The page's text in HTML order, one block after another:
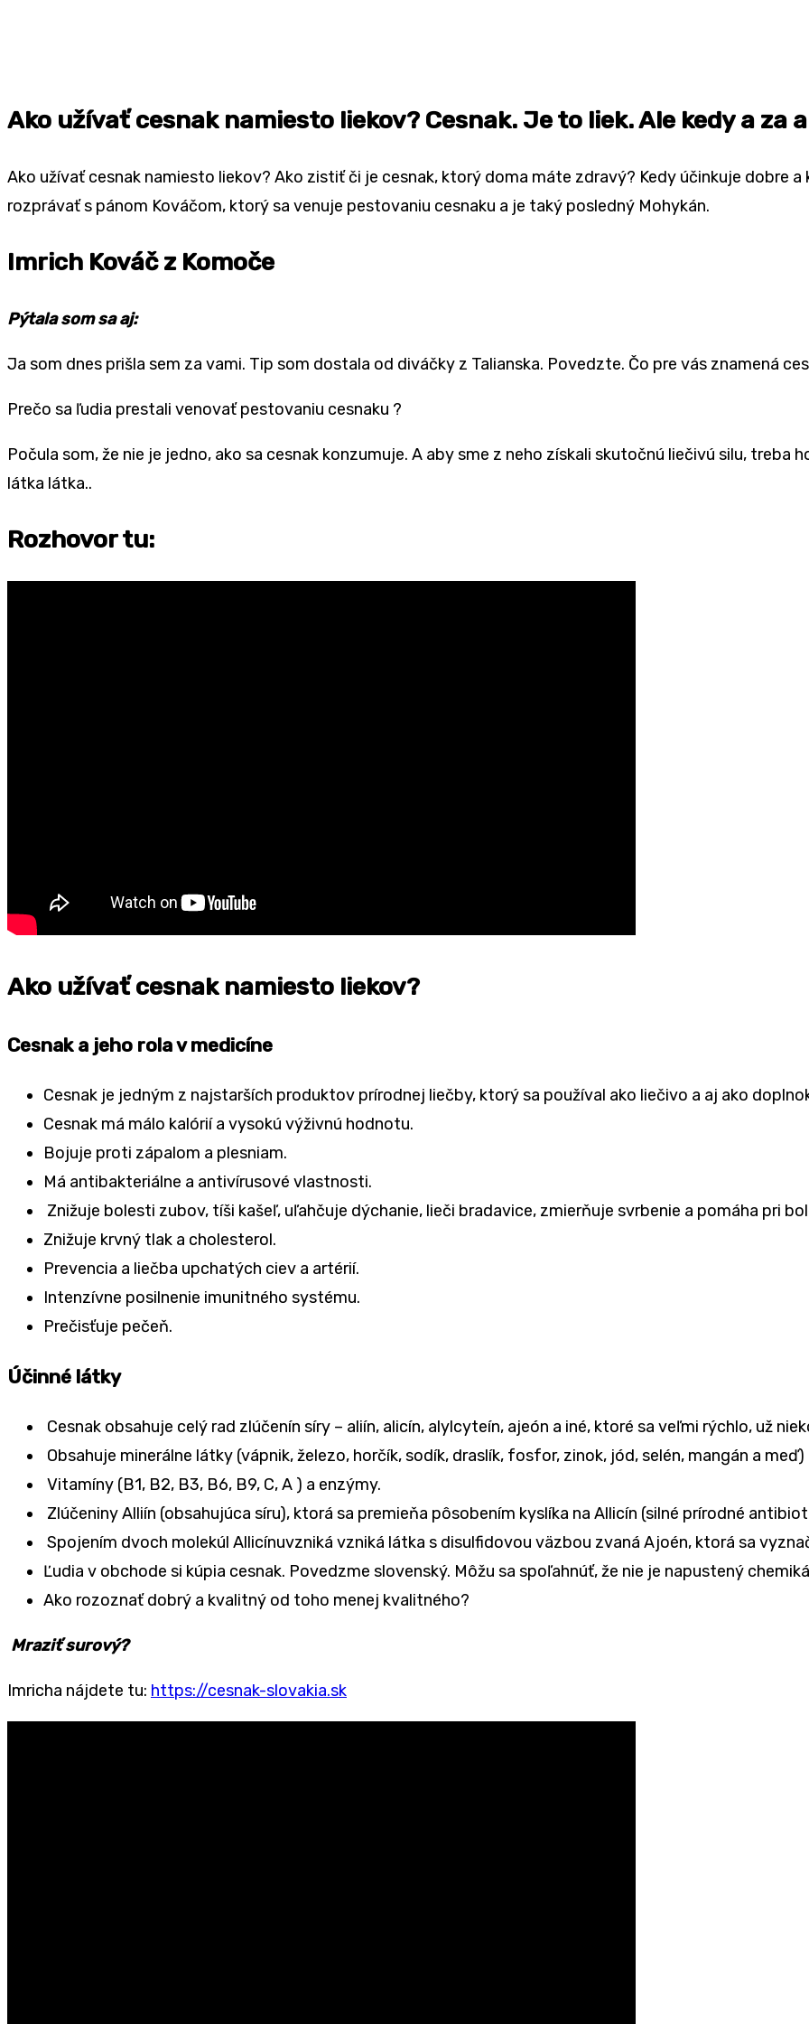
Ako užívať cesnak namiesto liekov? Cesnak. Je to liek. Ale kedy a za
Ako užívať cesnak namiesto liekov? Ako zistiť či je cesnak, ktorý doma máte zdravý? Kedy účinkuje dobre
rozprávať s pánom Kováčom, ktorý sa venuje pestovaniu cesnaku a je taký posledný Mohykán.
Imrich Kováč z Komoče
Pýtala som sa aj:
Ja som dnes prišla sem za vami. Tip som dostala od diváčky z Talianska. Povedzte. Čo pre vás znamená
Prečo sa ľudia prestali venovať pestovaniu cesnaku ?
Počula som, že nie je jedno, ako sa cesnak konzumuje. A aby sme z neho získali skutočnú liečivú silu, treba
látka látka..
Rozhovor tu:
Ako užívať cesnak namiesto liekov?
Cesnak a jeho rola v medicíne
Cesnak je jedným z najstarších produktov prírodnej liečby, ktorý sa používal ako liečivo a aj ako
Cesnak má málo kalórií a vysokú výživnú hodnotu.
Bojuje proti zápalom a plesniam.
Má antibakteriálne a antivírusové vlastnosti.
Znižuje bolesti zubov, tíši kašeľ, uľahčuje dýchanie, lieči bradavice, zmierňuje svrbenie a pomáha pri
Znižuje krvný tlak a cholesterol.
Prevencia a liečba upchatých ciev a artérií.
Intenzívne posilnenie imunitného systému.
Prečisťuje pečeň.
Účinné látky
Cesnak obsahuje celý rad zlúčenín síry – aliín, alicín, alylcyteín, ajeón a iné, ktoré sa veľmi rýchlo, už
Obsahuje minerálne látky (vápnik, železo, horčík, sodík, draslík, fosfor, zinok, jód, selén, mangán a meď)
Vitamíny (B1, B2, B3, B6, B9, C, A ) a enzýmy.
Zlúčeniny Alliín (obsahujúca síru), ktorá sa premieňa pôsobením kyslíka na Allicín (silné prírodné
Spojením dvoch molekúl Allicínuvzniká vzniká látka s disulfidovou väzbou zvaná Ajoén, ktorá sa
Ľudia v obchode si kúpia cesnak. Povedzme slovenský. Môžu sa spoľahnúť, že nie je napustený
Ako rozoznať dobrý a kvalitný od toho menej kvalitného?
Mraziť surový?
Imricha nájdete tu: https://cesnak-slovakia.sk